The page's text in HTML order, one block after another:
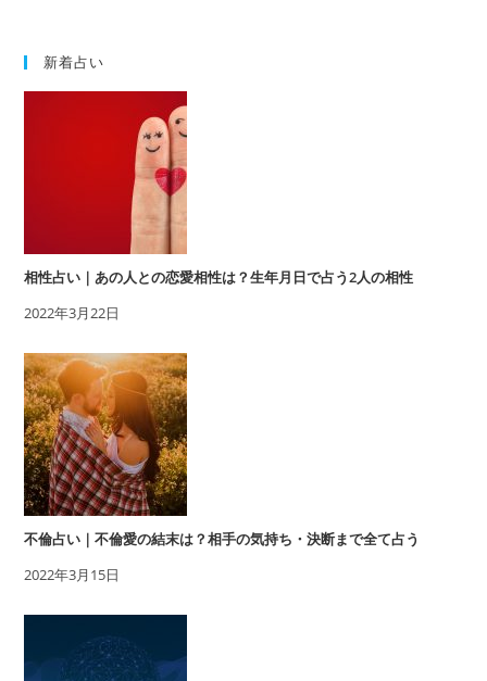
新着占い
相性占い｜あの人との恋愛相性は？生年月日で占う2人の相性
2022年3月22日
不倫占い｜不倫愛の結末は？相手の気持ち・決断まで全て占う
2022年3月15日